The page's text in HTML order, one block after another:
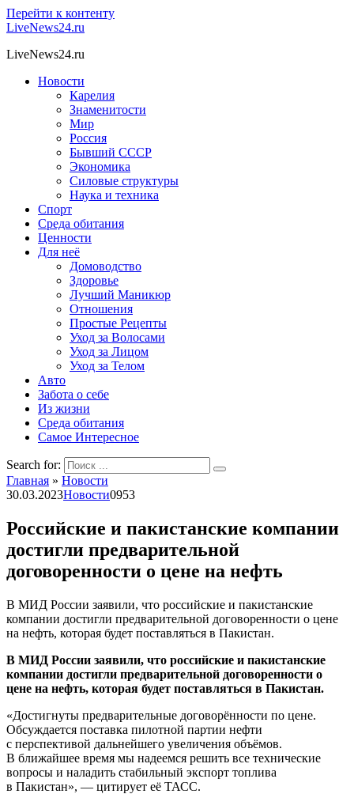
Перейти к контенту
LiveNews24.ru
LiveNews24.ru
Новости
Карелия
Знаменитости
Мир
Россия
Бывший СССР
Экономика
Силовые структуры
Наука и техника
Спорт
Среда обитания
Ценности
Для неё
Домоводство
Здоровье
Лучший Маникюр
Отношения
Простые Рецепты
Уход за Волосами
Уход за Лицом
Уход за Телом
Авто
Забота о себе
Из жизни
Среда обитания
Самое Интересное
Search for:
Главная » Новости
30.03.2023Новости0953
Российские и пакистанские компании
достигли предварительной
договоренности о цене на нефть
В МИД России заявили, что российские и пакистанские
компании достигли предварительной договоренности о цене
на нефть, которая будет поставляться в Пакистан.
В МИД России заявили, что российские и пакистанские
компании достигли предварительной договоренности о
цене на нефть, которая будет поставляться в Пакистан.
«Достигнуты предварительные договорённости по цене.
Обсуждается поставка пилотной партии нефти
с перспективой дальнейшего увеличения объёмов.
В ближайшее время мы надеемся решить все технические
вопросы и наладить стабильный экспорт топлива
в Пакистан», — цитирует её ТАСС.